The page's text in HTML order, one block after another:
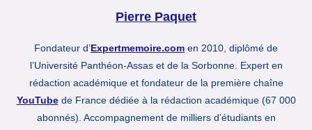
Pierre Paquet
Fondateur d’Expertmemoire.com en 2010, diplômé de
l’Université Panthéon-Assas et de la Sorbonne. Expert en
rédaction académique et fondateur de la première chaîne
YouTubede France dédiée à la rédaction académique (67 000
abonnés). Accompagnement de milliers d’étudiants en